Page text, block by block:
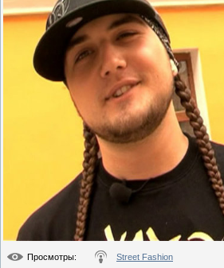
Просмотры: Street Fashion